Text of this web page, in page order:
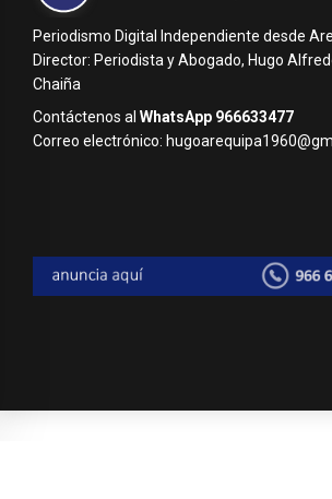
Periodismo Digital Independiente desde
Director: Periodista y Abogado, Hugo
Chaiña
Contáctenos al WhatsApp 966633477
Correo electrónico: